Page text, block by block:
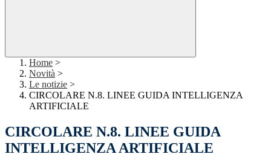
Home >
Novità >
Le notizie >
CIRCOLARE N.8. LINEE GUIDA INTELLIGENZA
ARTIFICIALE
CIRCOLARE N.8. LINEE GUIDA
INTELLIGENZA ARTIFICIALE